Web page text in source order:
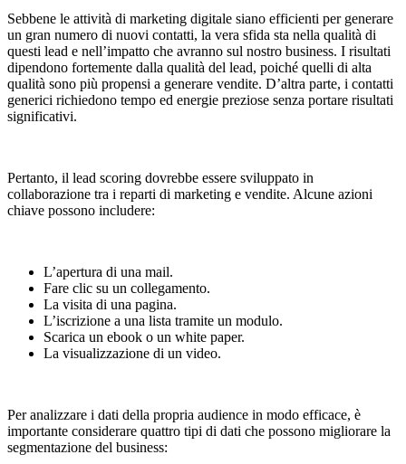
Sebbene le attività di marketing digitale siano efficienti per generare
un gran numero di nuovi contatti, la vera sfida sta nella qualità di
questi lead e nell’impatto che avranno sul nostro business. I risultati
dipendono fortemente dalla qualità del lead, poiché quelli di alta
qualità sono più propensi a generare vendite. D’altra parte, i contatti
generici richiedono tempo ed energie preziose senza portare risultati
significativi.
Pertanto, il lead scoring dovrebbe essere sviluppato in
collaborazione tra i reparti di marketing e vendite. Alcune azioni
chiave possono includere:
L’apertura di una mail.
Fare clic su un collegamento.
La visita di una pagina.
L’iscrizione a una lista tramite un modulo.
Scarica un ebook o un white paper.
La visualizzazione di un video.
Per analizzare i dati della propria audience in modo efficace, è
importante considerare quattro tipi di dati che possono migliorare la
segmentazione del business: